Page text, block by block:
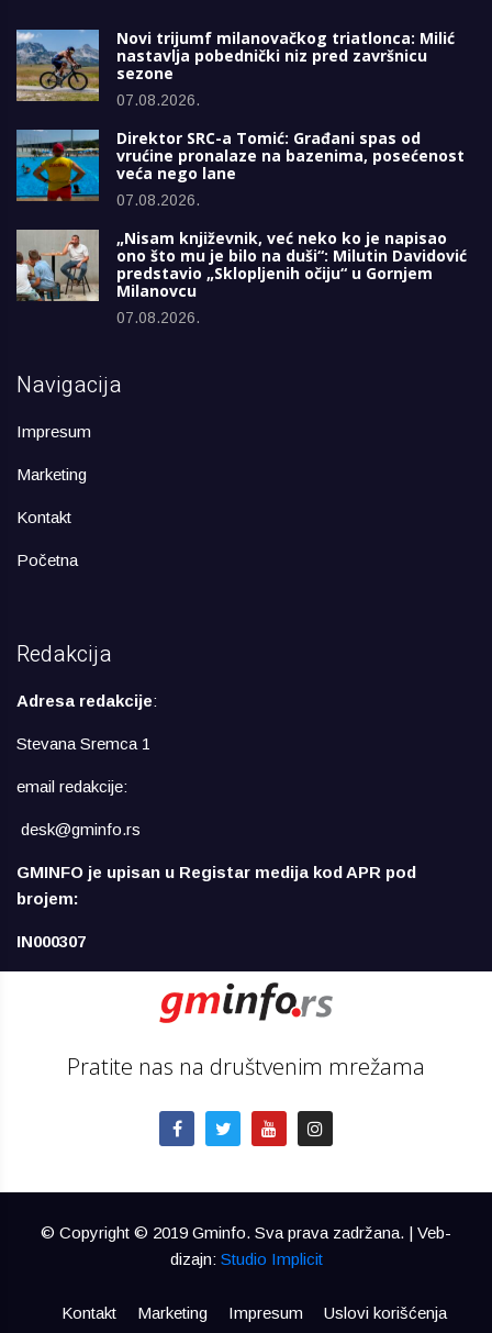
Novi trijumf milanovačkog triatlonca: Milić
nastavlja pobednički niz pred završnicu
sezone
07.08.2026.
Direktor SRC-a Tomić: Građani spas od
vrućine pronalaze na bazenima, posećenost
veća nego lane
07.08.2026.
„Nisam književnik, već neko ko je napisao
ono što mu je bilo na duši“: Milutin Davidović
predstavio „Sklopljenih očiju“ u Gornjem
Milanovcu
07.08.2026.
Navigacija
Impresum
Marketing
Kontakt
Početna
Redakcija
Adresa redakcije:
Stevana Sremca 1
email redakcije:
desk@gminfo.rs
GMINFO je upisan u Registar medija kod APR pod
brojem:
IN000307
Pratite nas na društvenim mrežama
© Copyright © 2019 Gminfo. Sva prava zadržana. | Veb-
dizajn: Studio Implicit
Kontakt Marketing Impresum Uslovi korišćenja